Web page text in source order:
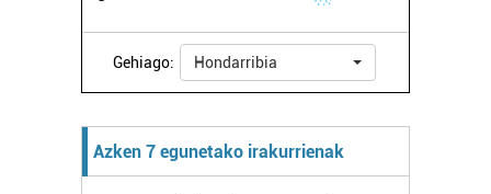
Gehiago: Hondarribia
Azken 7 egunetako irakurrienak